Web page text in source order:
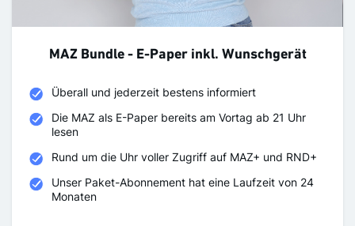
MAZ Bundle - E-Paper inkl. Wunschgerät
Überall und jederzeit bestens informiert
Die MAZ als E-Paper bereits am Vortag ab 21 Uhr
lesen
Rund um die Uhr voller Zugriff auf MAZ+ und RND+
Unser Paket-Abonnement hat eine Laufzeit von 24
Monaten